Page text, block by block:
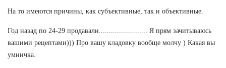
На то имеются причины, как субъективные, так и объективные.
Год назад по 24-29 продавали........................ Я прям зачитываюсь
вашими рецептами))) Про вашу кладовку вообще молчу ) Какая вы
умничка.